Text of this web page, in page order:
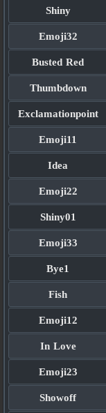
Shiny
Emoji32
Busted Red
Thumbdown
Exclamationpoint
Emoji11
Idea
Emoji22
Shiny01
Emoji33
Bye1
Fish
Emoji12
In Love
Emoji23
Showoff